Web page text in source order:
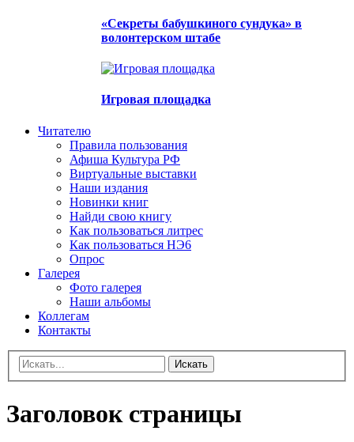
«Секреты бабушкиного сундука» в
волонтерском штабе
Игровая площадка
Читателю
Правила пользования
Афиша Культура РФ
Виртуальные выставки
Наши издания
Новинки книг
Найди свою книгу
Как пользоваться литрес
Как пользоваться НЭ6
Опрос
Галерея
Фото галерея
Наши альбомы
Коллегам
Контакты
Искать
Заголовок страницы